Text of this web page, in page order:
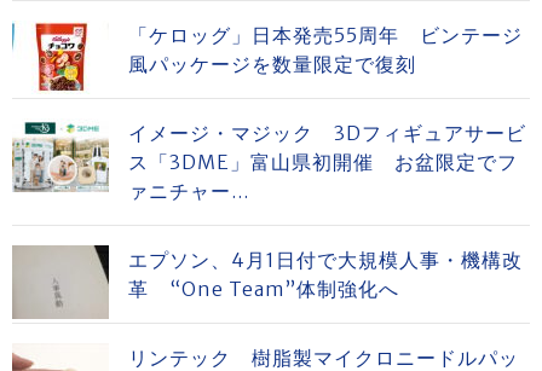
「ケロッグ」日本発売55周年 ビンテージ
風パッケージを数量限定で復刻
イメージ・マジック 3Dフィギュアサービ
ス「3DME」富山県初開催 お盆限定でフ
ァニチャー...
エプソン、4月1日付で大規模人事・機構改
革 “One Team”体制強化へ
リンテック 樹脂製マイクロニードルパッ